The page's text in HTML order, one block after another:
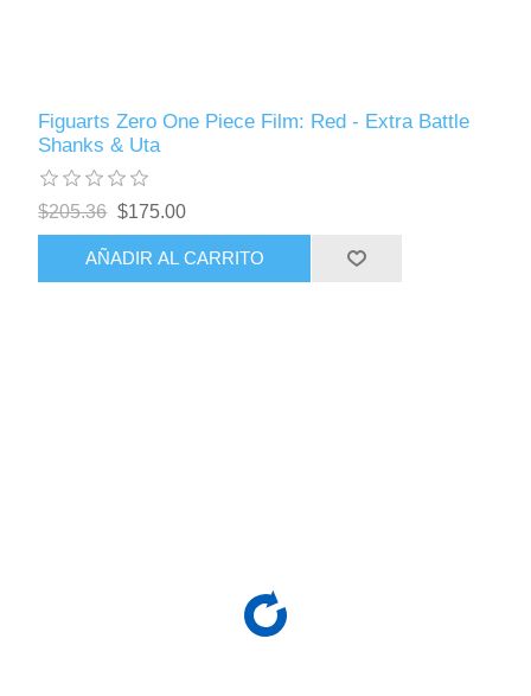
Figuarts Zero One Piece Film: Red - Extra Battle
Shanks & Uta
$205.36 $175.00
AÑADIR AL CARRITO